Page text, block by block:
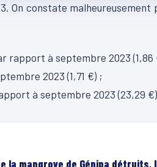
On constate malheureusement
rapport à septembre 2023 (1,86
2023 (1,71 €) ;
à septembre 2023 (23,29 €)
la mangrove de Génipa